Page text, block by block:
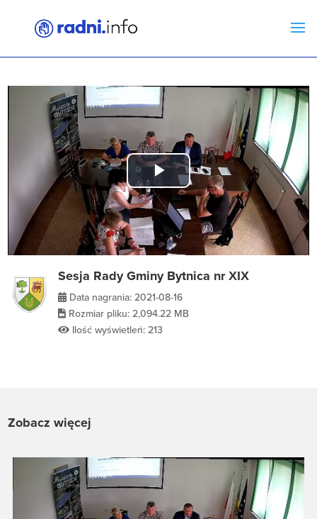
Play
Video
Sesja Rady Gminy Bytnica nr XIX
Data nagrania: 2021-08-16
Rozmiar pliku: 2,094.22 MB
Ilość wyświetleń: 213
Zobacz więcej